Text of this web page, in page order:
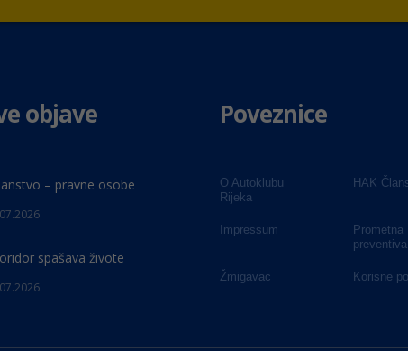
objave
– pravne osobe
spašava živote
Poveznice
O Autoklubu
Rijeka
HAK
Impressum
Prometna
preventiva
Žmigavac Korisne